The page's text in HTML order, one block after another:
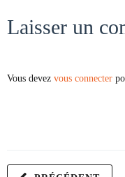
Laisser un
Vous devez vous connecter